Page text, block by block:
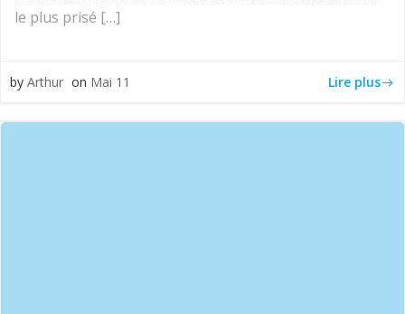
le plus prisé […]
by Arthur on Mai 11 Lire plus